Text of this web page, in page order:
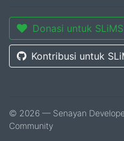
Donasi untuk SLiMS
Kontribusi untuk
© 2026 — Senayan
Community